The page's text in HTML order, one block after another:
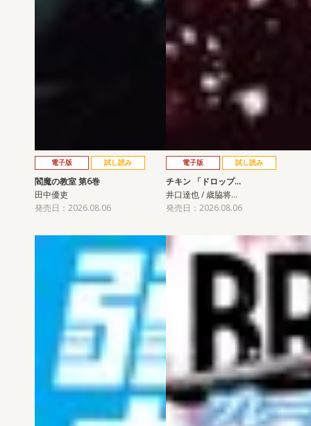
電子版 試し読み
閻魔の教室 第6巻
田中優吏
発売日：2026.08.06
電子版 試し読み
チキン 「ドロップ…
井口達也 / 歳脇将…
発売日：2026.08.06